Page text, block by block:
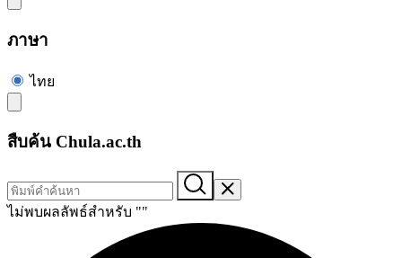
ภาษา
ไทย
สืบค้น Chula.ac.th
ไม่พบผลลัพธ์สำหรับ ""